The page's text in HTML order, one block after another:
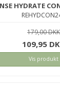
HYDRATE
179,00 DKK
109,95
Vis produkt